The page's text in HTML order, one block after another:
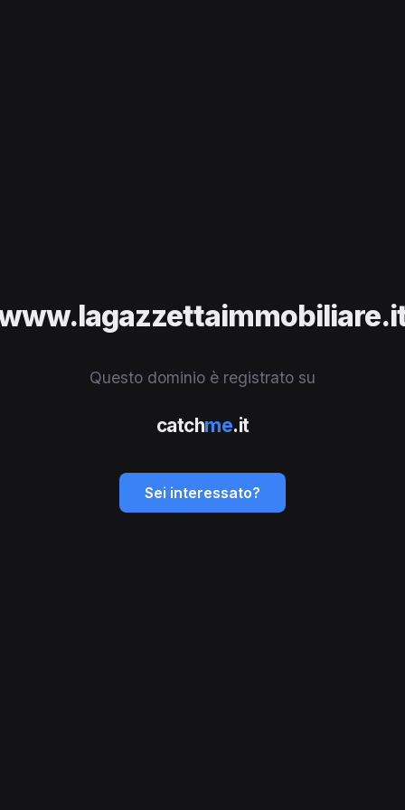
Questo dominio è registrato su
catchme.it
Sei interessato?